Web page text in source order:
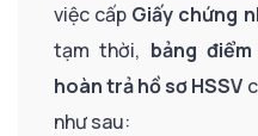
việc cấp Giấy chứng
tạm thời, bảng
hoàn trả hồ sơ HSSV
như sau: